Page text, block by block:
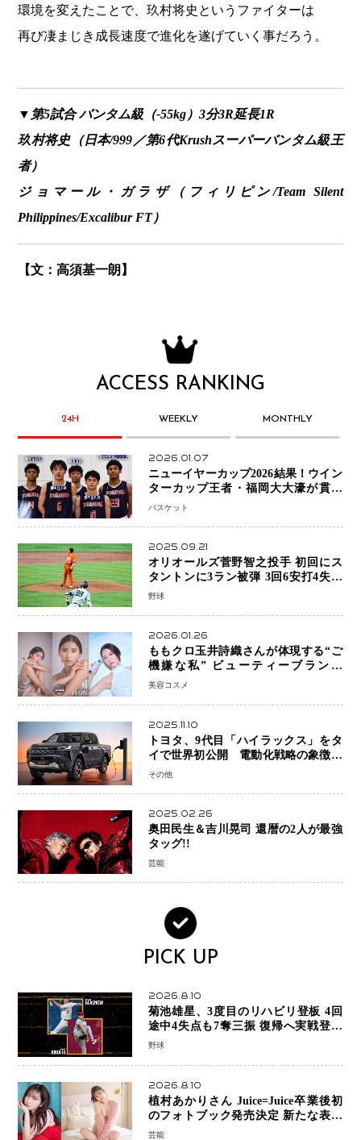
環境を変えたことで、玖村将史というファイターは
再び凄まじき成長速度で進化を遂げていく事だろう。
▼第5試合 バンタム級（-55kg）3分3R延長1R
玖村将史（日本/999／第6代Krushスーパーバンタム級王
者）
ジョマール・ガラザ（フィリピン/Team Silent
Philippines/Excalibur FT）
【文：高須基一朗】
ACCESS RANKING
24H WEEKLY MONTHLY
2026.01.07
ニューイヤーカップ2026結果！ウイン
ターカップ王者・福岡大大濠が貫禄
V！ 東山は“背番号継承”で新たな物語
バスケット
2025.09.21
オリオールズ菅野智之投手 初回にス
タントンに3ラン被弾 3回6安打4失点
で降板
野球
2026.01.26
ももクロ玉井詩織さんが体現する“ご
機嫌な私” ビューティーブランド
「iYON」が描く新しいスキンケア体
美容コスメ
2025.11.10
トヨタ、9代目「ハイラックス」をタ
イで世界初公開 電動化戦略の象徴と
なるBEVモデルを初設定
その他
2025.02.26
奥田民生＆吉川晃司 還暦の2人が最強
タッグ!!
芸能
PICK UP
2026.8.10
菊池雄星、3度目のリハビリ登板 4回
途中4失点も7奪三振 復帰へ実戦登板
を重ねる
野球
2026.8.10
植村あかりさん Juice=Juice卒業後初
のフォトブック発売決定 新たな表現
者としての“今”を凝縮
芸能